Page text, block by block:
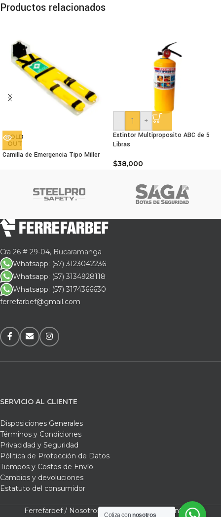
Productos relacionados
SOLD
OUT
Camilla de Emergencia Tipo Miller
-
+
Extintor Multiproposito ABC de 5
Libras
$38,000
Cra 26 # 29-04, Bucaramanga
Whatsapp: (57) 3123042236
Whatsapp: (57) 3134928118
Whatsapp: (57) 3174366630
ferrefarbef@gmail.com
SERVICIO AL CLIENTE
Disposiciones Generales
Términos y Condiciones
Privacidad y Seguridad
Pólitica de Protección de Datos
Tiempos y Costos de Envío
Cambios y devoluciones
Estatuto del consumidor
Ferrefarbef / Nosotros / Contacto
Cotiza connosotros